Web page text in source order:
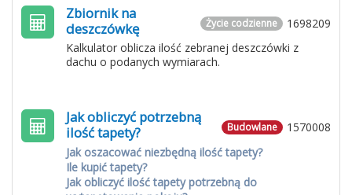
1698209
Życie codzienne
Zbiornik na
deszczówkę
Kalkulator oblicza ilość zebranej deszczówki z
dachu o podanych wymiarach.
1570008
Budowlane
Jak obliczyć potrzebną
ilość tapety?
Jak oszacować niezbędną ilość tapety?
Ile kupić tapety?
Jak obliczyć ilość tapety potrzebną do